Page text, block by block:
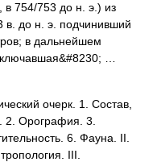
в 754/753 до н. э.) из
в. до н. э. подчинивший
в дальнейшем
…
очерк. 1. Состав,
2. Орография. 3.
6. Фауна. II.
III.